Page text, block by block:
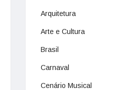
Arquitetura
Arte e Cultura
Brasil
Carnaval
Cenário Musical